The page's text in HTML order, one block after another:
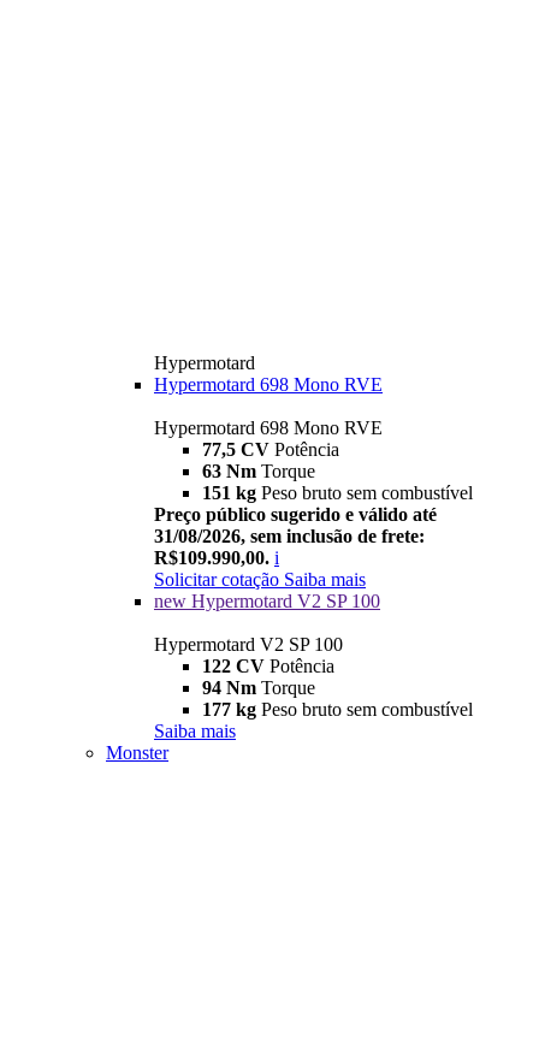
Hypermotard
Hypermotard 698 Mono RVE
Hypermotard 698 Mono RVE
77,5 CV Potência
63 Nm Torque
151 kg Peso bruto sem combustível
Preço público sugerido e válido até
31/08/2026, sem inclusão de frete:
R$109.990,00. i
Solicitar cotação Saiba mais
new Hypermotard V2 SP 100
Hypermotard V2 SP 100
122 CV Potência
94 Nm Torque
177 kg Peso bruto sem combustível
Saiba mais
Monster